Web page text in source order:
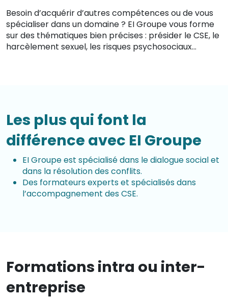
Besoin d’acquérir d’autres compétences ou de vous
spécialiser dans un domaine ? EI Groupe vous forme
sur des thématiques bien précises : présider le CSE, le
harcèlement sexuel, les risques psychosociaux…
Les plus qui font la
différence avec EI Groupe
EI Groupe est spécialisé dans le dialogue social et
dans la résolution des conflits.
Des formateurs experts et spécialisés dans
l’accompagnement des CSE.
Formations intra ou inter-
entreprise